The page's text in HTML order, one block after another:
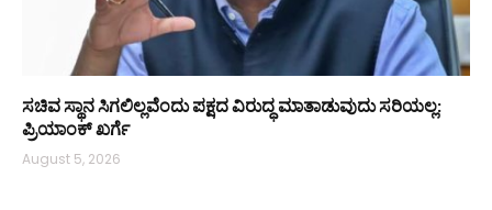
ಸಚಿವ ಸ್ಥಾನ ಸಿಗಲಿಲ್ಲವೆಂದು ಪಕ್ಷದ ವಿರುದ್ಧ ಮಾತಾಡುವುದು ಸರಿಯಲ್ಲ:
ಪ್ರಿಯಾಂಕ್ ಖರ್ಗೆ
August 5, 2026